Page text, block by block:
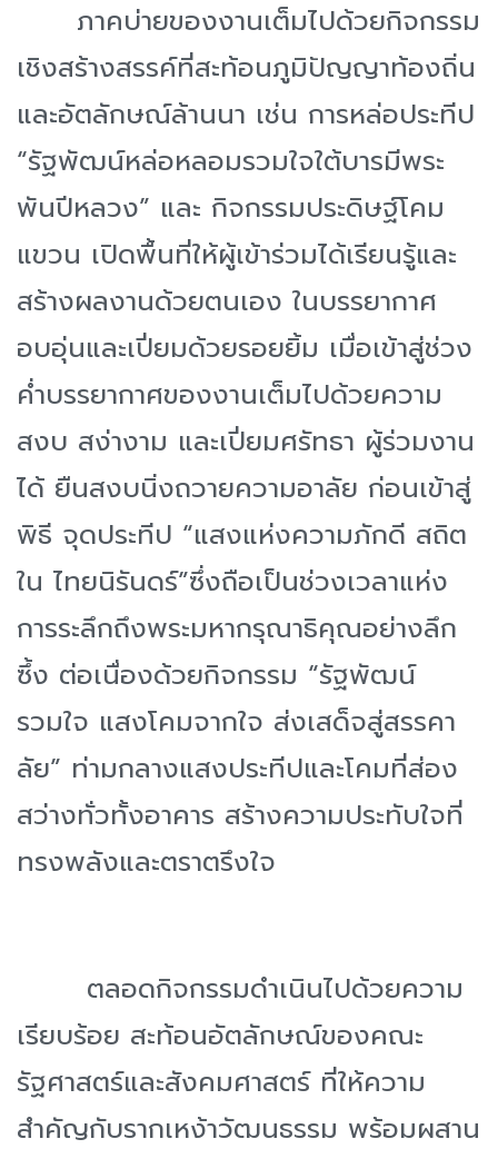
ภาคบ่ายของงานเต็มไปด้วยกิจกรรม
เชิงสร้างสรรค์ที่สะท้อนภูมิปัญญาท้องถิ่น
และอัตลักษณ์ล้านนา เช่น การหล่อประทีป
“รัฐพัฒน์หล่อหลอมรวมใจใต้บารมีพระ
พันปีหลวง” และ กิจกรรมประดิษฐ์โคม
แขวน เปิดพื้นที่ให้ผู้เข้าร่วมได้เรียนรู้และ
สร้างผลงานด้วยตนเอง ในบรรยากาศ
อบอุ่นและเปี่ยมด้วยรอยยิ้ม เมื่อเข้าสู่ช่วง
ค่ำบรรยากาศของงานเต็มไปด้วยความ
สงบ สง่างาม และเปี่ยมศรัทธา ผู้ร่วมงาน
ได้ ยืนสงบนิ่งถวายความอาลัย ก่อนเข้าสู่
พิธี จุดประทีป “แสงแห่งความภักดี สถิต
ใน ไทยนิรันดร์”ซึ่งถือเป็นช่วงเวลาแห่ง
การระลึกถึงพระมหากรุณาธิคุณอย่างลึก
ซึ้ง ต่อเนื่องด้วยกิจกรรม “รัฐพัฒน์
รวมใจ แสงโคมจากใจ ส่งเสด็จสู่สรรคา
ลัย” ท่ามกลางแสงประทีปและโคมที่ส่อง
สว่างทั่วทั้งอาคาร สร้างความประทับใจที่
ทรงพลังและตราตรึงใจ
ตลอดกิจกรรมดำเนินไปด้วยความ
เรียบร้อย สะท้อนอัตลักษณ์ของคณะ
รัฐศาสตร์และสังคมศาสตร์ ที่ให้ความ
สำคัญกับรากเหง้าวัฒนธรรม พร้อมผสาน